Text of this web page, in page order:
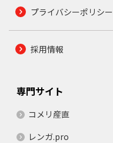
プライバシーポリシー
採用情報
専門サイト
コメリ産直
レンガ.pro